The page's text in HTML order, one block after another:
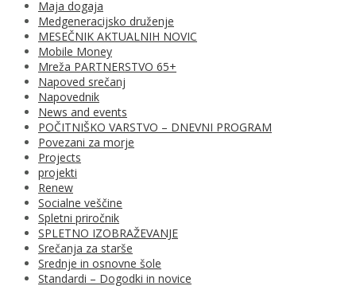
Maja dogaja
Medgeneracijsko druženje
MESEČNIK AKTUALNIH NOVIC
Mobile Money
Mreža PARTNERSTVO 65+
Napoved srečanj
Napovednik
News and events
POČITNIŠKO VARSTVO – DNEVNI PROGRAM
Povezani za morje
Projects
projekti
Renew
Socialne veščine
Spletni priročnik
SPLETNO IZOBRAŽEVANJE
Srečanja za starše
Srednje in osnovne šole
Standardi – Dogodki in novice